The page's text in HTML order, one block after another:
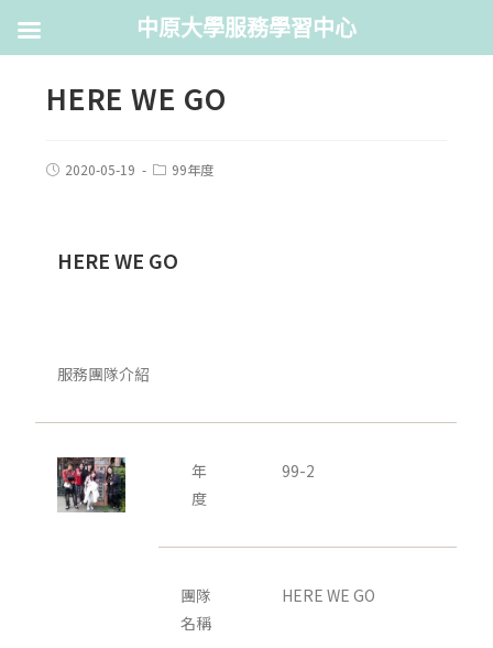
HERE WE GO
2020-05-19 99年度
HERE WE GO
服務團隊介紹
年
度
99-2
團隊
名稱
HERE WE GO
中原大學服務學習中心